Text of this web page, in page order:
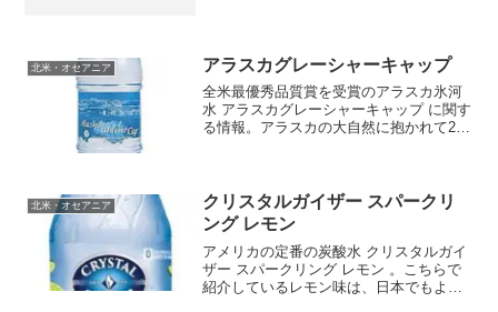
す。 □名称酸素強化水 ...
北米・オセアニア アラスカグレーシャーキャップ
全米最優秀品質賞を受賞のアラスカ氷河
水 アラスカグレーシャーキャップ に関す
る情報。アラスカの大自然に抱かれて2万
ピュアな天然水...
北米・オセアニア
クリスタルガイザー スパークリ
ング レモン
アメリカの定番の炭酸水 クリスタルガイ
ザー スパークリング レモン 。こちらで
紹介しているレモン味は、日本でもよく